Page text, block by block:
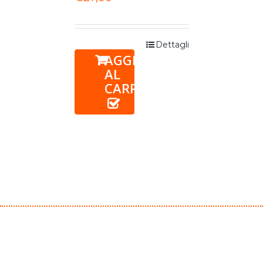
AGGIUNGI
AL
CARRELLO
Dettagli